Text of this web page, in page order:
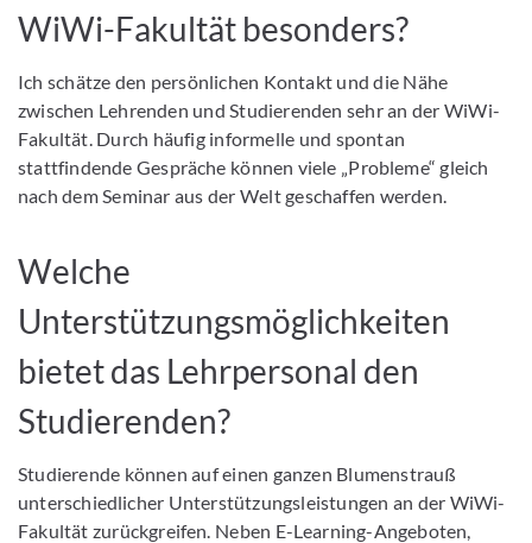
WiWi-Fakultät besonders?
Ich schätze den persönlichen Kontakt und die Nähe
zwischen Lehrenden und Studierenden sehr an der WiWi-
Fakultät. Durch häufig informelle und spontan
stattfindende Gespräche können viele „Probleme“ gleich
nach dem Seminar aus der Welt geschaffen werden.
Welche
Unterstützungsmöglichkeiten
bietet das Lehrpersonal den
Studierenden?
Studierende können auf einen ganzen Blumenstrauß
unterschiedlicher Unterstützungsleistungen an der WiWi-
Fakultät zurückgreifen. Neben E-Learning-Angeboten,